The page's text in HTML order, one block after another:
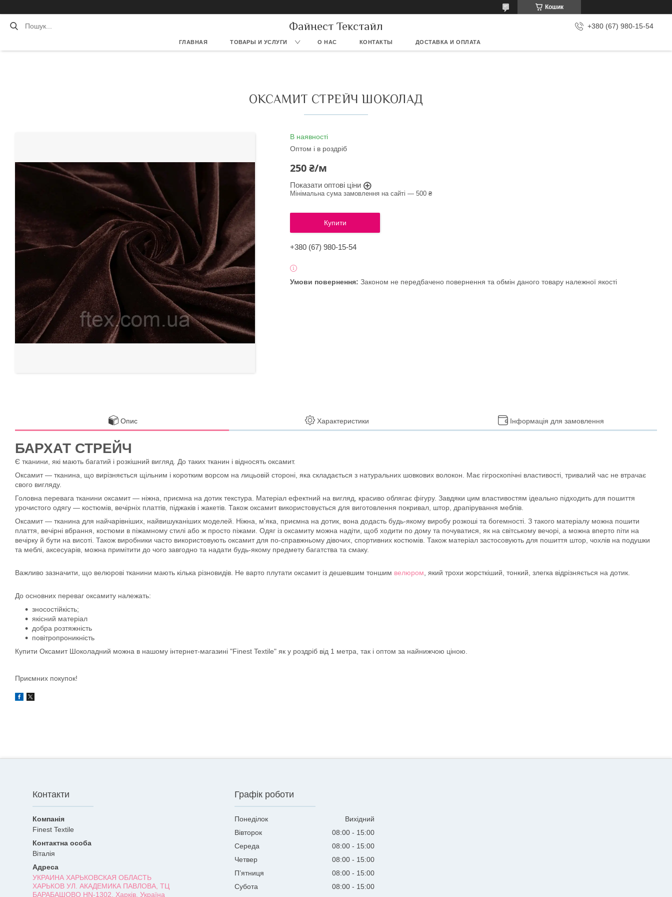
Кошик
Файнест Текстайл +380 (67) 980-15-54
ГЛАВНАЯ ТОВАРЫ И УСЛУГИ О НАС КОНТАКТЫ ДОСТАВКА И ОПЛАТА
ОКСАМИТ СТРЕЙЧ ШОКОЛАД
В наявності
Оптом і в роздріб
250 ₴/м
Показати оптові ціни
Мінімальна сума замовлення на сайті — 500 ₴
Купити
+380 (67) 980-15-54
Законом не передбачено повернення та обмін даного товару належної якості
Опис Характеристики Інформація для замовлення
БАРХАТ СТРЕЙЧ
Є тканини, які мають багатий і розкішний вигляд. До таких тканин і відносять оксамит.
Оксамит — тканина, що вирізняється щільним і коротким ворсом на лицьовій стороні, яка складається з натуральних шовкових волокон. Має гігроскопічні властивості, тривалий час не втрачає
свого вигляду.
Головна перевага тканини оксамит — ніжна, приємна на дотик текстура. Матеріал ефектний на вигляд, красиво облягає фігуру. Завдяки цим властивостям ідеально підходить для пошиття
урочистого одягу — костюмів, вечірніх платтів, піджаків і жакетів. Також оксамит використовується для виготовлення покривал, штор, драпірування меблів.
Оксамит — тканина для найчарівніших, найвишуканіших моделей. Ніжна, м'яка, приємна на дотик, вона додасть будь-якому виробу розкоші та богемності. З такого матеріалу можна пошити
плаття, вечірні вбрання, костюми в піжамному стилі або ж просто піжами. Одяг із оксамиту можна надіти, щоб ходити по дому та почуватися, як на світському вечорі, а можна вперто піти на
вечірку й бути на висоті. Також виробники часто використовують оксамит для по-справжньому дівочих, спортивних костюмів. Також матеріал застосовують для пошиття штор, чохлів на подушки
та меблі, аксесуарів, можна примітити до чого завгодно та надати будь-якому предмету багатства та смаку.
Важливо зазначити, що велюрові тканини мають кілька різновидів. Не варто плутати оксамит із дешевшим тоншим велюром , який трохи жорсткіший, тонкий, злегка відрізняється на дотик.
До основних переваг оксамиту належать:
зносостійкість;
якісний матеріал
добра розтяжність
повітропроникність
Купити Оксамит Шоколадний можна в нашому інтернет-магазині "Finest Textile" як у роздріб від 1 метра, так і оптом за найнижчою ціною.
Приємних покупок!
Контакти
Finest Textile
Віталія
УКРАИНА ХАРЬКОВСКАЯ ОБЛАСТЬ
ХАРЬКОВ УЛ. АКАДЕМИКА ПАВЛОВА, ТЦ
БАРАБАШОВО HN-1302, Харків, Україна
Графік роботи
Понеділок
Вихідний
Вівторок
08:00
15:00
Середа
08:00
15:00
Четвер
08:00
15:00
Пʼятниця
08:00
15:00
Субота
08:00
15:00